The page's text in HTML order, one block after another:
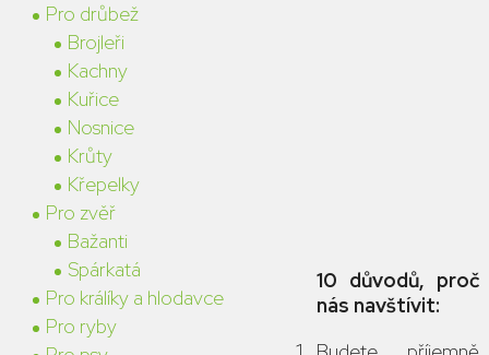
Pro drůbež
Brojleři
Kachny
Kuřice
Nosnice
Krůty
Křepelky
Pro zvěř
Bažanti
Spárkatá
Pro králíky a hlodavce
Pro ryby
10 důvodů, proč
nás navštívit: